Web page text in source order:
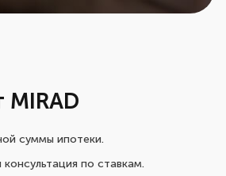
MIRAD
суммы ипотеки.
по ставкам.